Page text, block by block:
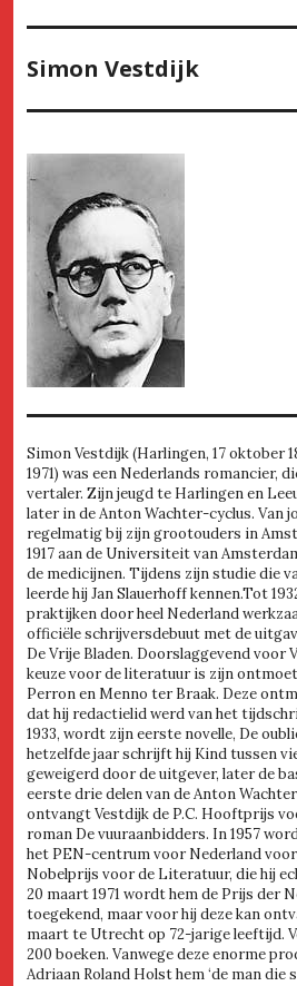
Simon Vestdijk
Simon Vestdijk (Harlingen, 17 oktober
1971) was een Nederlands romancier,
vertaler. Zijn jeugd te Harlingen en
later in de Anton Wachter-cyclus. Van
regelmatig bij zijn grootouders in
1917 aan de Universiteit van
de medicijnen. Tijdens zijn studie die
leerde hij Jan Slauerhoff kennen.Tot
praktijken door heel Nederland
officiële schrijversdebuut met de
De Vrije Bladen. Doorslaggevend voor
keuze voor de literatuur is zijn
Perron en Menno ter Braak. Deze
dat hij redactielid werd van het
1933, wordt zijn eerste novelle, De
hetzelfde jaar schrijft hij Kind tussen
geweigerd door de uitgever, later de
eerste drie delen van de Anton
ontvangt Vestdijk de P.C. Hooftprijs
roman De vuuraanbidders. In 1957
het PEN-centrum voor Nederland
Nobelprijs voor de Literatuur, die hij
20 maart 1971 wordt hem de Prijs der
toegekend, maar voor hij deze kan
maart te Utrecht op 72-jarige leeftijd.
200 boeken. Vanwege deze enorme
Adriaan Roland Holst hem ‘de man